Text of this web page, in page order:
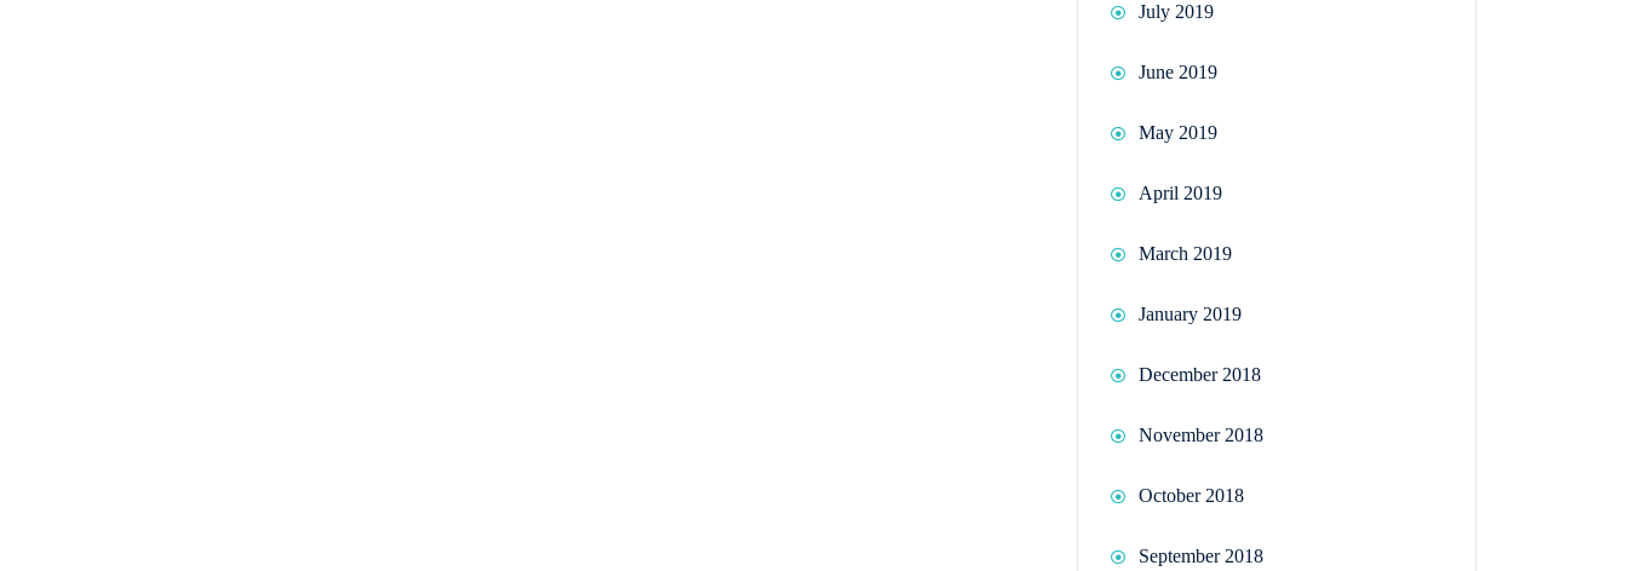
July 2019
June 2019
May 2019
April 2019
March 2019
January 2019
December 2018
November 2018
October 2018
September 2018